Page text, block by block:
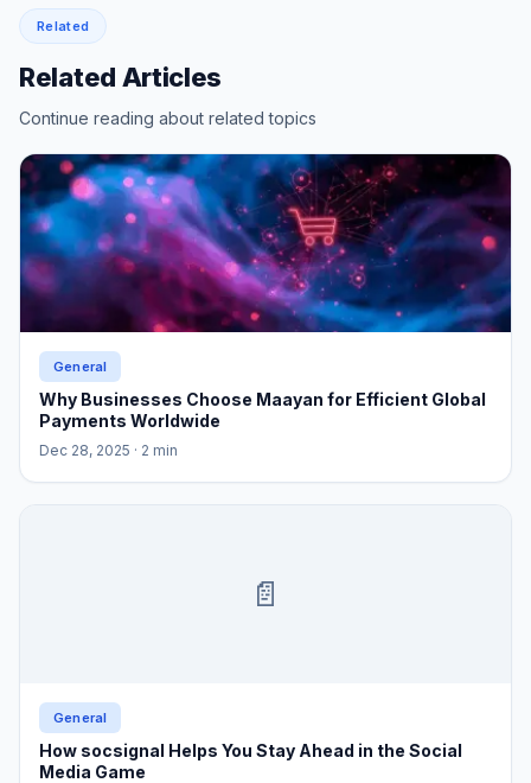
Related
Related Articles
Continue reading about related topics
General
Why Businesses Choose Maayan for Efficient Global
Payments Worldwide
Dec 28, 2025 · 2 min
📄
General
How socsignal Helps You Stay Ahead in the Social
Media Game